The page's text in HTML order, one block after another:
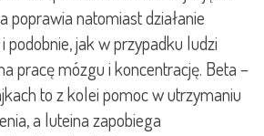
poprawia natomiast działanie
podobnie, jak w przypadku ludzi
pracę mózgu i koncentrację. Beta –
to z kolei pomoc w utrzymaniu
a luteina zapobiega